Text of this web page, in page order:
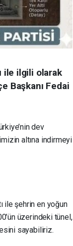
ile ilgili olarak
Başkanı Fedai
dev
altına indirmeyi
ile şehrin en yoğun
üzerindeki tünel,
sayabiliriz.